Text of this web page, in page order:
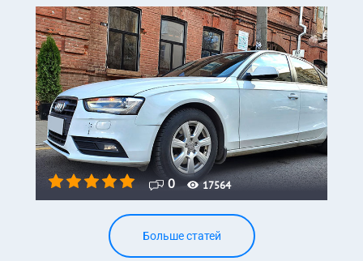
0 17564
Больше статей